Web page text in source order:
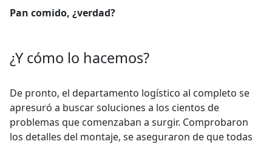
Pan comido, ¿verdad?
¿Y cómo lo hacemos?
De pronto, el departamento logístico al completo se
apresuró a buscar soluciones a los cientos de
problemas que comenzaban a surgir. Comprobaron
los detalles del montaje, se aseguraron de que todas